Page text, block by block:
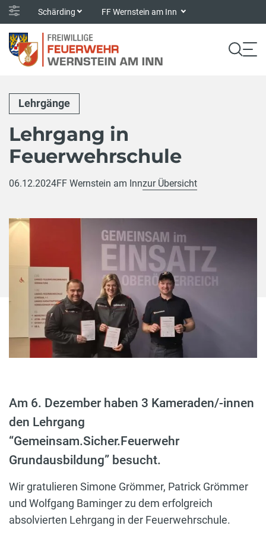
Schärding FF Wernstein am Inn
Lehrgänge
Lehrgang in
Feuerwehrschule
06.12.2024FF Wernstein am Innzur Übersicht
Am 6. Dezember haben 3 Kameraden/-innen
den Lehrgang
“Gemeinsam.Sicher.Feuerwehr
Grundausbildung” besucht.
Wir gratulieren Simone Grömmer, Patrick Grömmer
und Wolfgang Baminger zu dem erfolgreich
absolvierten Lehrgang in der Feuerwehrschule.